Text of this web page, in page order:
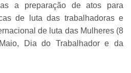
a preparação de atos para
de luta das trabalhadoras e
de luta das Mulheres (8
Dia do Trabalhador e da